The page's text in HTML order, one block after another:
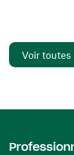
Voir toutes